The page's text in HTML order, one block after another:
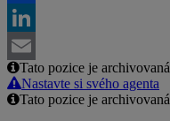
Facebook
LinkedIn
Email
Tato pozice je archivovaná
Nastavte si svého agenta
Tato pozice je archivovaná